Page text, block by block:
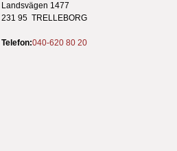
Landsvägen 1477
231 95 TRELLEBORG
Telefon:040-620 80 20